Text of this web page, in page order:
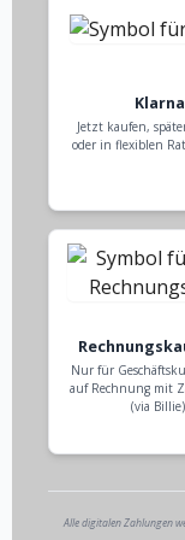
Klarna
Jetzt kaufen,
oder in flexiblen
Nur für
auf Rechnung mit
(via Billie).
Alle digitalen Zahlungen